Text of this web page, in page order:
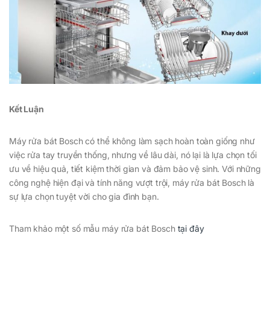
Kết Luận
Máy rửa bát Bosch có thể không làm sạch hoàn toàn giống như
việc rửa tay truyền thống, nhưng về lâu dài, nó lại là lựa chọn tối
ưu về hiệu quả, tiết kiệm thời gian và đảm bảo vệ sinh. Với những
công nghệ hiện đại và tính năng vượt trội, máy rửa bát Bosch là
sự lựa chọn tuyệt vời cho gia đình bạn.
Tham khảo một số mẫu máy rửa bát Bosch tại đây